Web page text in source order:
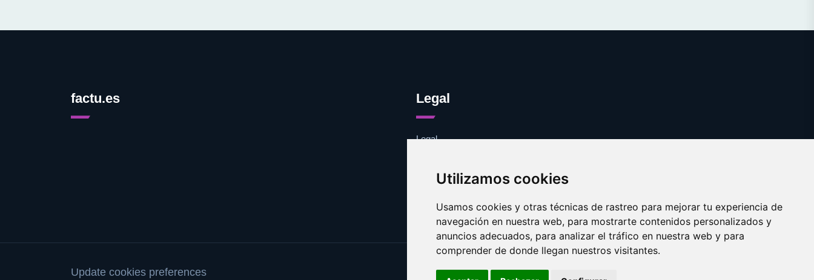
Utilizamos cookies
Usamos cookies y otras técnicas de rastreo para mejorar tu experiencia de
navegación en nuestra web, para mostrarte contenidos personalizados y
anuncios adecuados, para analizar el tráfico en nuestra web y para
comprender de donde llegan nuestros visitantes.
factu.es Legal
Legal
Contacto
Update cookies preferences